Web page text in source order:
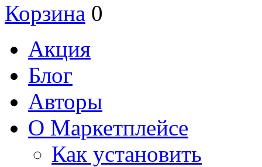
Корзина 0
Акция
Блог
Авторы
О Маркетплейсе
Как установить